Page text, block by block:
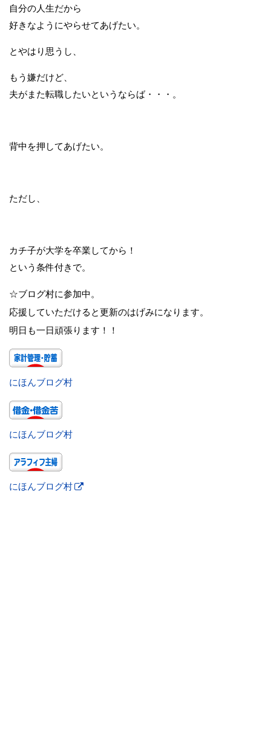
自分の人生だから
好きなようにやらせてあげたい。
とやはり思うし、
もう嫌だけど、
夫がまた転職したいというならば・・・。
背中を押してあげたい。
ただし、
カチ子が大学を卒業してから！
という条件付きで。
☆ブログ村に参加中。
応援していただけると更新のはげみになります。
明日も一日頑張ります！！
にほんブログ村
にほんブログ村
にほんブログ村